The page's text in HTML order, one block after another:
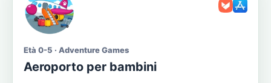
Età 0-5 · Adventure Games
Aeroporto per bambini